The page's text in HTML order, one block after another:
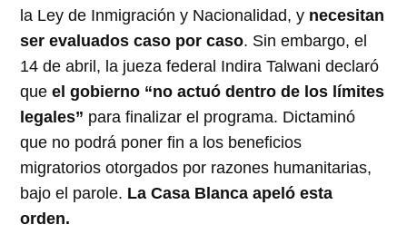
la Ley de Inmigración y Nacionalidad, y necesitan
ser evaluados caso por caso. Sin embargo, el
14 de abril, la jueza federal Indira Talwani declaró
queel gobierno “no actuó dentro de los límites
legales” para finalizar el programa. Dictaminó
que no podrá poner fin a los beneficios
migratorios otorgados por razones humanitarias,
bajo el parole. La Casa Blanca apeló esta
orden.